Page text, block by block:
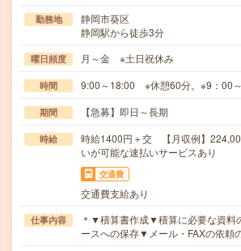
勤務地
静岡市葵区
静岡駅から徒歩3分
曜日頻度 月～金 ※土日祝休み
時間 9:00～18:00 ※休憩60分。※9：00～
期間 【急募】即日～長期
時給
時給1400円＋交 【月収例】
いが可能な速払いサービスあり
交通費
交通費支給あり
仕事内容
＊▼積算書作成▼積算に必要な資料
ースへの保存▼メール・FAXの依